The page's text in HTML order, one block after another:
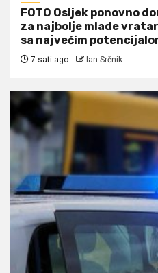
FOTO Osijek ponovno
za najbolje mlade
sa najvećim
7 sati ago Ian Srčnik